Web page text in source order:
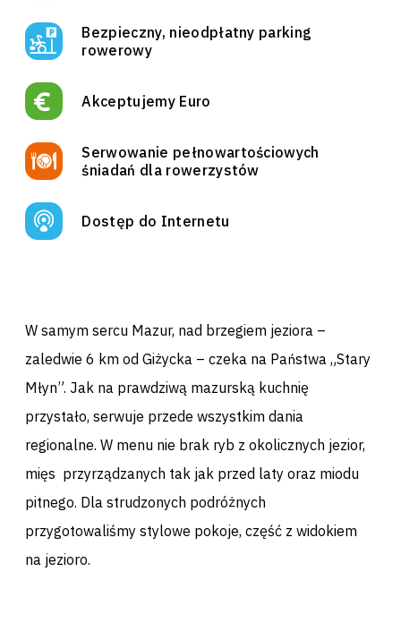
Bezpieczny, nieodpłatny parking
rowerowy
Akceptujemy Euro
Serwowanie pełnowartościowych
śniadań dla rowerzystów
Dostęp do Internetu
W samym sercu Mazur, nad brzegiem jeziora –
zaledwie 6 km od Giżycka – czeka na Państwa „Stary
Młyn”. Jak na prawdziwą mazurską kuchnię
przystało, serwuje przede wszystkim dania
regionalne. W menu nie brak ryb z okolicznych jezior,
mięs przyrządzanych tak jak przed laty oraz miodu
pitnego. Dla strudzonych podróżnych
przygotowaliśmy stylowe pokoje, część z widokiem
na jezioro.